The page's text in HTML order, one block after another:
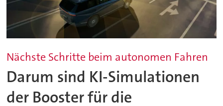
Nächste Schritte beim autonomen Fahren
Darum sind KI-Simulationen
der Booster für die